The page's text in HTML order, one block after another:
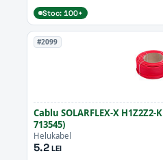
Stoc: 100+
#2099
Cablu SOLARFLEX-X
713545)
Helukabel
5.2LEI